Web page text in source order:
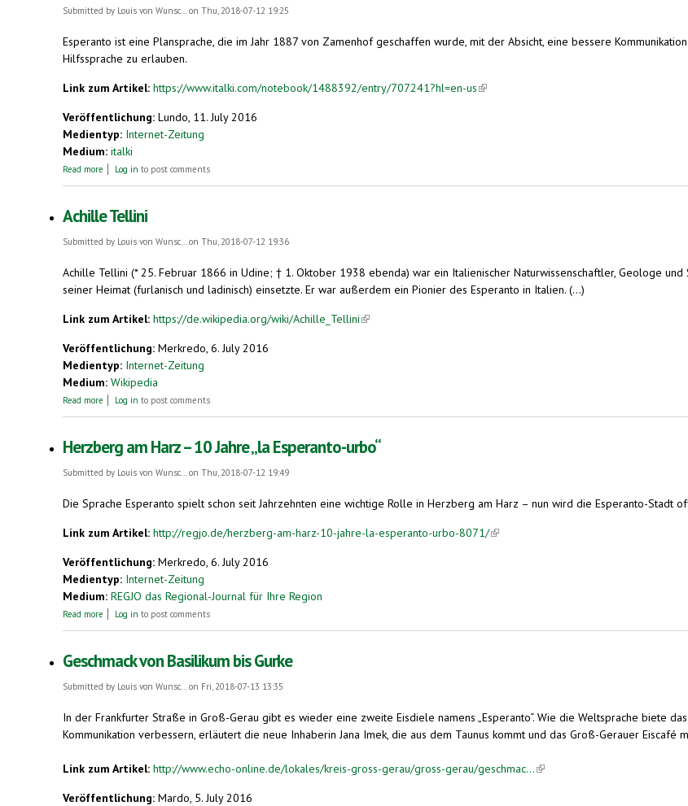
Submitted by Louis von Wunsc...on Thu, 2018-07-12 19:25
Esperanto ist eine Plansprache, die im Jahr 1887 von Zamenhof geschaffen wurde, mit der Absicht, eine bessere
Hilfssprache zu erlauben.
Link zum Artikel: https://www.italki.com/notebook/1488392/entry/707241?hl=en-us(link is external)
Veröffentlichung: Lundo, 11. July 2016
Medientyp: Internet-Zeitung
Medium: italki
Read more about Esperanto - mehr als eine Hilfssprache?
Log in to post comments
Achille Tellini
Submitted by Louis von Wunsc...on Thu, 2018-07-12 19:36
Achille Tellini (* 25. Februar 1866 in Udine; † 1. Oktober 1938 ebenda) war ein Italienischer Naturwissenschaftler, Geologe
seiner Heimat (furlanisch und ladinisch) einsetzte. Er war außerdem ein Pionier des Esperanto in Italien. (...)
Link zum Artikel: https://de.wikipedia.org/wiki/Achille_Tellini(link is external)
Veröffentlichung: Merkredo, 6. July 2016
Medientyp: Internet-Zeitung
Medium: Wikipedia
Read more about Achille Tellini
Log in to post comments
Herzberg am Harz – 10 Jahre „la Esperanto-urbo“
Submitted by Louis von Wunsc...on Thu, 2018-07-12 19:49
Die Sprache Esperanto spielt schon seit Jahrzehnten eine wichtige Rolle in Herzberg am Harz – nun wird die Esperanto-Stadt
Link zum Artikel: http://regjo.de/herzberg-am-harz-10-jahre-la-esperanto-urbo-8071/(link is external)
Veröffentlichung: Merkredo, 6. July 2016
Medientyp: Internet-Zeitung
Medium: REGJO das Regional-Journal für Ihre Region
Read more about Herzberg am Harz – 10 Jahre „la Esperanto-urbo“
Log in to post comments
Geschmack von Basilikum bis Gurke
Submitted by Louis von Wunsc... on Fri, 2018-07-13 13:35
In der Frankfurter Straße in Groß-Gerau gibt es wieder eine zweite Eisdiele namens „Esperanto“. Wie die Weltsprache biete
Kommunikation verbessern, erläutert die neue Inhaberin Jana Imek, die aus dem Taunus kommt und das Groß-Gerauer Eiscafé
Link zum Artikel: http://www.echo-online.de/lokales/kreis-gross-gerau/gross-gerau/geschmac...(link is external)
Veröffentlichung: Mardo, 5. July 2016